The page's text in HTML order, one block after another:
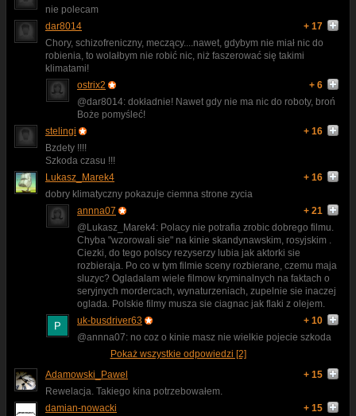
nie polecam
dar8014
+ 17
Chory, schizofreniczny, meczący....nawet, gdybym nie miał nic do
robienia, to wolałbym nie robić nic, niż faszerować się takimi
klimatami!
ostrix2
+ 6
@dar8014: dokładnie! Nawet gdy nie ma nic do roboty, broń
Boże pomyśleć!
stelingi
+ 16
Bzdety !!!!
Szkoda czasu !!!
Lukasz_Marek4
+ 16
dobry klimatyczny pokazuje ciemna strone zycia
annna07
+ 21
@Lukasz_Marek4: Polacy nie potrafia zrobic dobrego filmu.
Chyba "wzorowali sie" na kinie skandynawskim, rosyjskim .
Ciezki, do tego polscy rezyserzy lubia jak aktorki sie
rozbieraja. Po co w tym filmie sceny rozbierane, czemu maja
sluzyc? Ogladalam wiele filmow kryminalnych na faktach o
seryjnych mordercach, wynaturzeniach, zupelnie sie inaczej
oglada. Polskie filmy musza sie ciagnac jak flaki z olejem.
uk-busdriver63
+ 10
@annna07: no coz o kinie masz nie wielkie pojecie szkoda
Pokaż wszystkie odpowiedzi [2]
Adamowski_Pawel
+ 15
Rewelacja. Takiego kina potrzebowałem.
damian-nowacki
+ 15